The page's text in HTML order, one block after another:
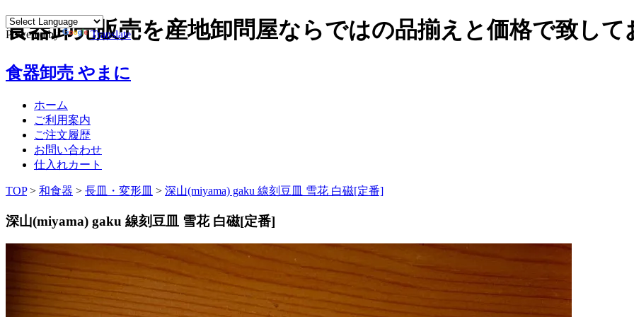
Powered by Translate
食器卸売販売を産地卸問屋ならではの品揃えと価格で致して
食器卸売 やまに
ホーム
ご利用案内
ご注文履歴
お問い合わせ
仕入れカート
TOP> 和食器 > 長皿・変形皿 > 深山(miyama) gaku 線刻豆皿 雪花 白磁[定番]
深山(miyama) gaku 線刻豆皿 雪花 白磁[定番]